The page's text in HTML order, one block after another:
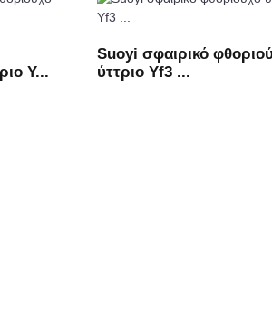
Y...
Suoyi σφαιρικό
ύττριο Yf3 ...